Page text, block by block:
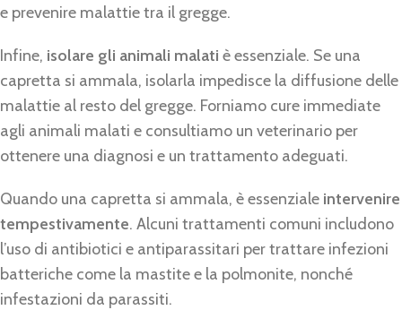
e prevenire malattie tra il gregge.
Infine, isolare gli animali malati è essenziale. Se una
capretta si ammala, isolarla impedisce la diffusione delle
malattie al resto del gregge. Forniamo cure immediate
agli animali malati e consultiamo un veterinario per
ottenere una diagnosi e un trattamento adeguati.
Quando una capretta si ammala, è essenziale intervenire
tempestivamente. Alcuni trattamenti comuni includono
l’uso di antibiotici e antiparassitari per trattare infezioni
batteriche come la mastite e la polmonite, nonché
infestazioni da parassiti.